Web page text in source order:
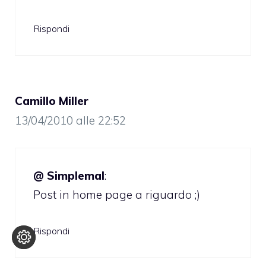
Rispondi
Camillo Miller
13/04/2010 alle 22:52
@ Simplemal:
Post in home page a riguardo ;)
Rispondi